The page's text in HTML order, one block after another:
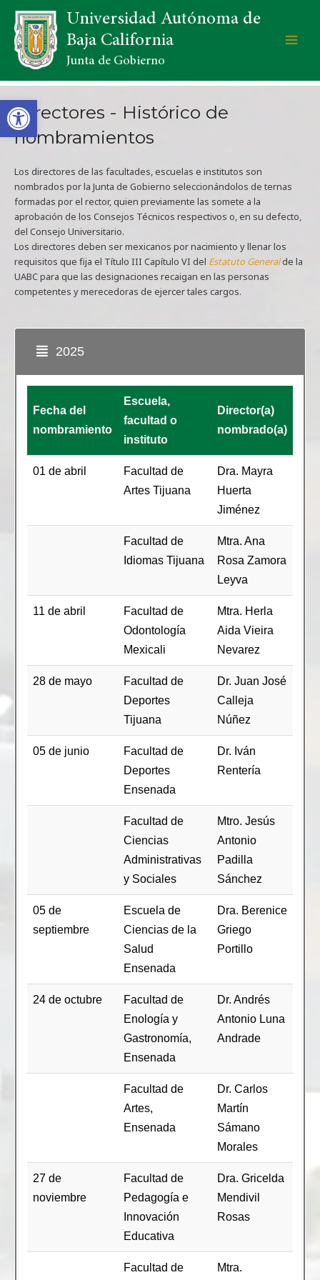
Open toolbar
Universidad Autónoma de
Baja California
Junta de Gobierno
Directores - Histórico de
nombramientos
Los directores de las facultades, escuelas e institutos son
nombrados por la Junta de Gobierno seleccionándolos de ternas
formadas por el rector, quien previamente las somete a la
aprobación de los Consejos Técnicos respectivos o, en su defecto,
del Consejo Universitario.
Los directores deben ser mexicanos por nacimiento y llenar los
requisitos que fija el Título III Capítulo VI del Estatuto Generalde la
UABC para que las designaciones recaigan en las personas
competentes y merecedoras de ejercer tales cargos.
2025
Fecha del
nombramiento
Escuela,
facultad o
instituto
Director(a)
nombrado(a)
01 de abril
Facultad de
Artes Tijuana
Dra. Mayra
Huerta
Jiménez
Facultad de
Idiomas Tijuana
Mtra. Ana
Rosa Zamora
Leyva
11 de abril
Facultad de
Odontología
Mexicali
Mtra. Herla
Aida Vieira
Nevarez
28 de mayo
Facultad de
Deportes
Tijuana
Dr. Juan José
Calleja
Núñez
05 de junio
Facultad de
Deportes
Ensenada
Dr. Iván
Rentería
Facultad de
Ciencias
Administrativas
y Sociales
Mtro. Jesús
Antonio
Padilla
Sánchez
05 de
septiembre
Escuela de
Ciencias de la
Salud
Ensenada
Dra. Berenice
Griego
Portillo
24 de octubre
Facultad de
Enología y
Gastronomía,
Ensenada
Dr. Andrés
Antonio Luna
Andrade
Facultad de
Artes,
Ensenada
Dr. Carlos
Martín
Sámano
Morales
27 de
noviembre
Facultad de
Pedagogía e
Innovación
Educativa
Dra. Gricelda
Mendivil
Rosas
Facultad de Mtra.